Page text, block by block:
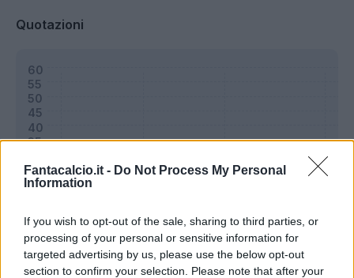
Fantacalcio.it - Do Not Process My Personal
Information
If you wish to opt-out of the sale, sharing to third parties, or
processing of your personal or sensitive information for
targeted advertising by us, please use the below opt-out
section to confirm your selection. Please note that after your
Quotazioni